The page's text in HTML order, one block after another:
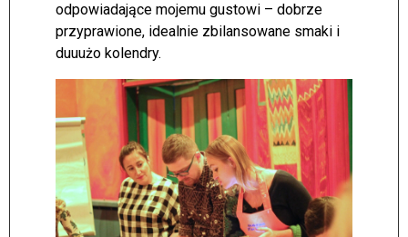
odpowiadające mojemu gustowi – dobrze
przyprawione, idealnie zbilansowane smaki i
duuużo kolendry.